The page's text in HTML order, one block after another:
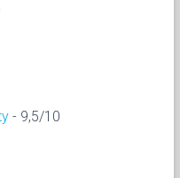
- 9,5/10